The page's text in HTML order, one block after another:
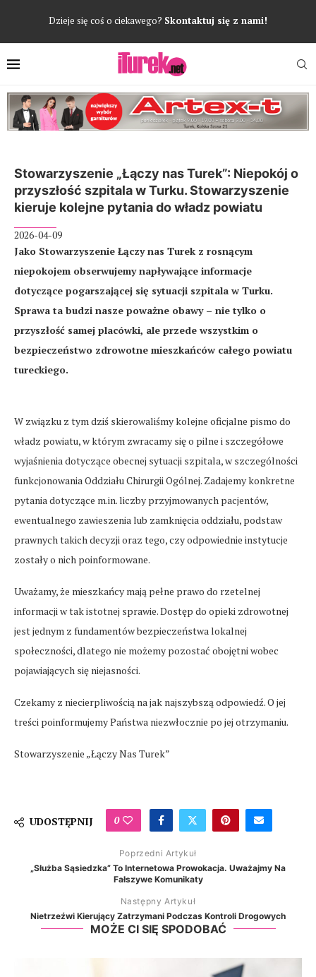
Dzieje się coś o ciekawego? Skontaktuj się z nami!
Stowarzyszenie „Łączy nas Turek”: Niepokój o
przyszłość szpitala w Turku. Stowarzyszenie
kieruje kolejne pytania do władz powiatu
2026-04-09
Jako Stowarzyszenie Łączy nas Turek z rosnącym
niepokojem obserwujemy napływające informacje
dotyczące pogarszającej się sytuacji szpitala w Turku.
Sprawa ta budzi nasze poważne obawy – nie tylko o
przyszłość samej placówki, ale przede wszystkim o
bezpieczeństwo zdrowotne mieszkańców całego powiatu
tureckiego.
W związku z tym dziś skierowaliśmy kolejne oficjalne pismo do
władz powiatu, w którym zwracamy się o pilne i szczegółowe
wyjaśnienia dotyczące obecnej sytuacji szpitala, w szczególności
funkcjonowania Oddziału Chirurgii Ogólnej. Zadajemy konkretne
pytania dotyczące m.in. liczby przyjmowanych pacjentów,
ewentualnego zawieszenia lub zamknięcia oddziału, podstaw
prawnych takich decyzji oraz tego, czy odpowiednie instytucje
zostały o nich poinformowane.
Uważamy, że mieszkańcy mają pełne prawo do rzetelnej
informacji w tak istotnej sprawie. Dostęp do opieki zdrowotnej
jest jednym z fundamentów bezpieczeństwa lokalnej
społeczności, dlatego nie możemy pozostać obojętni wobec
pojawiających się niejasności.
Czekamy z niecierpliwością na jak najszybszą odpowiedź. O jej
treści poinformujemy Państwa niezwłocznie po jej otrzymaniu.
Stowarzyszenie „Łączy Nas Turek”
UDOSTĘPNIJ 0
Poprzedni Artykuł
„Służba Sąsiedzka” To Internetowa Prowokacja. Uważajmy Na
Fałszywe Komunikaty
Następny Artykuł
Nietrzeźwi Kierujący Zatrzymani Podczas Kontroli Drogowych
MOŻE CI SIĘ SPODOBAĆ